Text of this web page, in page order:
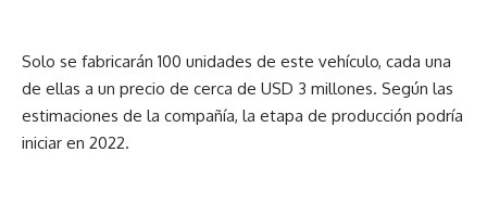
Solo se fabricarán 100 unidades de este vehículo, cada una
de ellas a un precio de cerca de USD 3 millones. Según las
estimaciones de la compañía, la etapa de producción podría
iniciar en 2022.